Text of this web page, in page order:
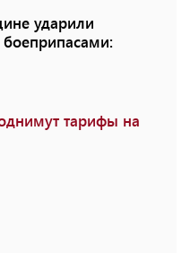
ударили
тарифы на